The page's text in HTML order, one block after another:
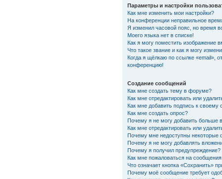
Параметры и настройки
Как мне изменить мои настройки?
На конференции неправильное
Я изменил часовой пояс, но время
Моего языка нет в списке!
Как я могу поместить изображение
Что такое звание и как я могу
Когда я щёлкаю по ссылке «email»,
конференцию!
Создание сообщений
Как мне создать тему в форуме?
Как мне отредактировать или
Как мне добавить подпись к своему
Как мне создать опрос?
Почему я не могу добавить больше
Как мне отредактировать или
Почему мне недоступны некоторые
Почему я не могу добавлять
Почему я получил предупреждение?
Как мне пожаловаться на
Что означает кнопка «Сохранить»
Почему моё сообщение требует